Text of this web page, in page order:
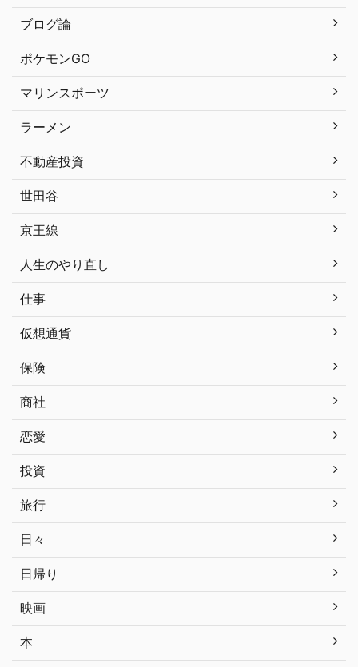
ブログ論
ポケモンGO
マリンスポーツ
ラーメン
不動産投資
世田谷
京王線
人生のやり直し
仕事
仮想通貨
保険
商社
恋愛
投資
旅行
日々
日帰り
映画
本